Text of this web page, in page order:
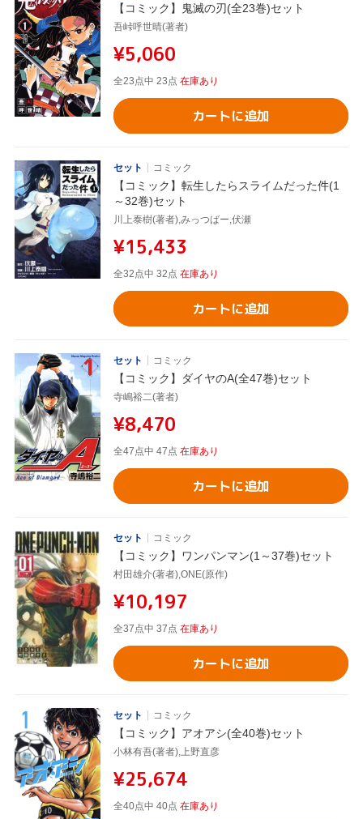
【コミック】鬼滅の刃(全23巻)セット
吾峠呼世晴(著者)
¥5,060
全23点中 23点 在庫あり
カートに追加
セット コミック
【コミック】転生したらスライムだった件(1
～32巻)セット
川上泰樹(著者),みっつばー,伏瀬
¥15,433
全32点中 32点 在庫あり
カートに追加
セット コミック
【コミック】ダイヤのA(全47巻)セット
寺嶋裕二(著者)
¥8,470
全47点中 47点 在庫あり
カートに追加
セット コミック
【コミック】ワンパンマン(1～37巻)セット
村田雄介(著者),ONE(原作)
¥10,197
全37点中 37点 在庫あり
カートに追加
セット コミック
【コミック】アオアシ(全40巻)セット
小林有吾(著者),上野直彦
¥25,674
全40点中 40点 在庫あり